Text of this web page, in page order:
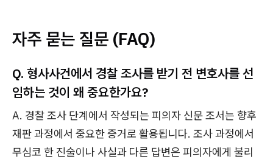
자주 묻는 질문 (FAQ)
Q. 형사사건에서 경찰 조사를 받기 전 변호사를 선
임하는 것이 왜 중요한가요?
A. 경찰 조사 단계에서 작성되는 피의자 신문 조서는 향후
재판 과정에서 중요한 증거로 활용됩니다. 조사 과정에서
무심코 한 진술이나 사실과 다른 답변은 피의자에게 불리